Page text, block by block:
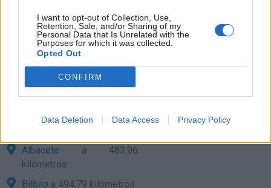
I want to opt-out of Collection, Use,
Retention, Sale, and/or Sharing of my
Personal Data that Is Unrelated with the
Purposes for which it was collected.
Opted Out
CONFIRM
Data Deletion Data Access Privacy Policy
Logroñoa 434,49
kilómetros
kilómetros
Alicantea 454,01
Albacete a 483,96
kilómetros
Bilbao a 494,79 kilómetros